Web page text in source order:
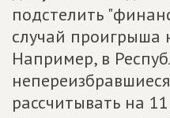
подстелить
случай проигрыша
Например, в
рассчитывать на